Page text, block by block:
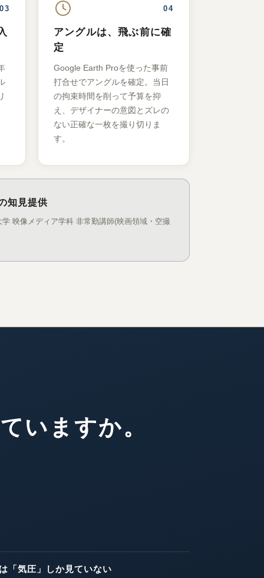
03 04
アングルは、飛ぶ前に確
定
Google Earth Proを使った事前
打合せでアングルを確定。当日
の拘束時間を削って予算を抑
え、デザイナーの意図とズレの
ない正確な一枚を撮り切りま
す。
知見提供
映像メディア学科 非常勤講師(映画領域・空撮
いますか。
「気圧」しか見ていない